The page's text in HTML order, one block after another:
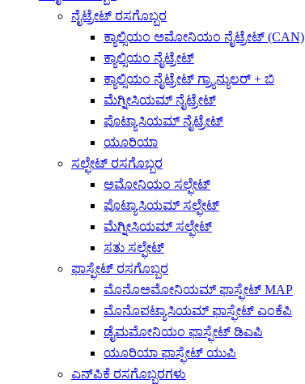
ನೈಟ್ರೇಟ್ ರಸಗೊಬ್ಬರ
ಕ್ಯಾಲ್ಸಿಯಂ ಅಮೋನಿಯಂ ನೈಟ್ರೇಟ್ (CAN)
ಕ್ಯಾಲ್ಸಿಯಂ ನೈಟ್ರೇಟ್
ಕ್ಯಾಲ್ಸಿಯಂ ನೈಟ್ರೇಟ್ ಗ್ರ್ಯಾನ್ಯುಲರ್ + ಬಿ
ಮೆಗ್ನೀಸಿಯಮ್ ನೈಟ್ರೇಟ್
ಪೊಟ್ಯಾಸಿಯಮ್ ನೈಟ್ರೇಟ್
ಯೂರಿಯಾ
ಸಲ್ಫೇಟ್ ರಸಗೊಬ್ಬರ
ಅಮೋನಿಯಂ ಸಲ್ಫೇಟ್
ಪೊಟ್ಯಾಸಿಯಮ್ ಸಲ್ಫೇಟ್
ಮೆಗ್ನೀಸಿಯಮ್ ಸಲ್ಫೇಟ್
ಸತು ಸಲ್ಫೇಟ್
ಫಾಸ್ಫೇಟ್ ರಸಗೊಬ್ಬರ
ಮೊನೊಅಮೋನಿಯಮ್ ಫಾಸ್ಫೇಟ್ MAP
ಮೊನೊಪಟ್ಯಾಸಿಯಮ್ ಫಾಸ್ಫೇಟ್ ಎಂಕೆಪಿ
ಡೈಮಮೋನಿಯಂ ಫಾಸ್ಫೇಟ್ ಡಿಎಪಿ
ಯೂರಿಯಾ ಫಾಸ್ಫೇಟ್ ಯುಪಿ
ಎನ್‌ಪಿಕೆ ರಸಗೊಬ್ಬರಗಳು